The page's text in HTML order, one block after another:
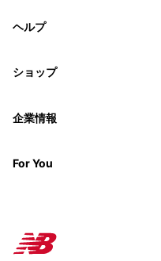
ヘルプ
ショップ
企業情報
For You